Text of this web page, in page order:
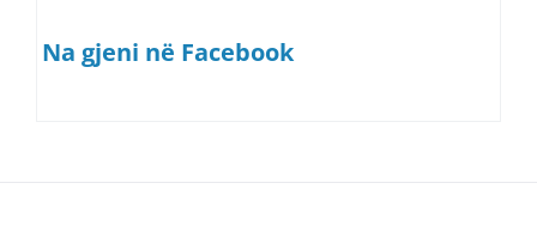
Na gjeni në Facebook